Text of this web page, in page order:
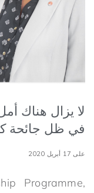
لا يزال هناك
في ظل جائحة كوفيد-19
على 17 أبريل 2020
Programme,